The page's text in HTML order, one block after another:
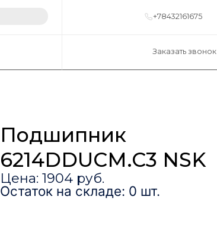
+78432161675
Заказать звонок
Подшипник
6214DDUCM.C3 NSK
Цена: 1904 руб.
Остаток на складе: 0 шт.